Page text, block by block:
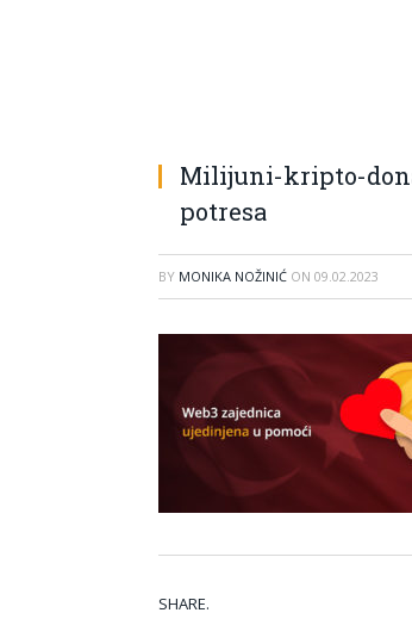
Milijuni-kripto-
potresa
BY MONIKA NOŽINIĆ ON 09.02.2023
SHARE.